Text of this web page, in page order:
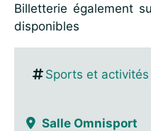
Billetterie également
disponibles
Sports et
Salle Omnisport